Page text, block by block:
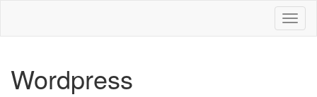
Меню
Wordpress